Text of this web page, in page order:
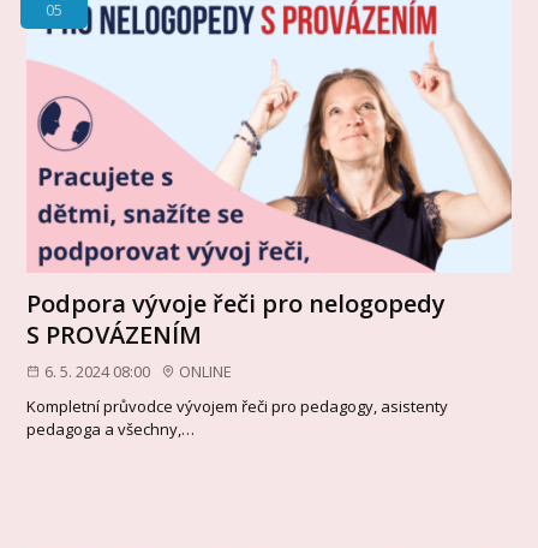
05
Podpora vývoje řeči pro nelogopedy
S PROVÁZENÍM
6. 5. 2024 08:00
ONLINE
Kompletní průvodce vývojem řeči pro pedagogy, asistenty
pedagoga a všechny,…